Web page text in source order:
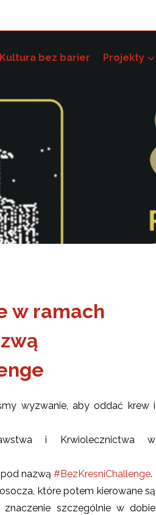
Kultura bez barier Projekty
dostępności
w ramach
wyzwanie, aby oddać krew i
i Krwiolecznictwa w
nazwą #BezKresniChallenge.
które potem kierowane są
szczególnie w dobie